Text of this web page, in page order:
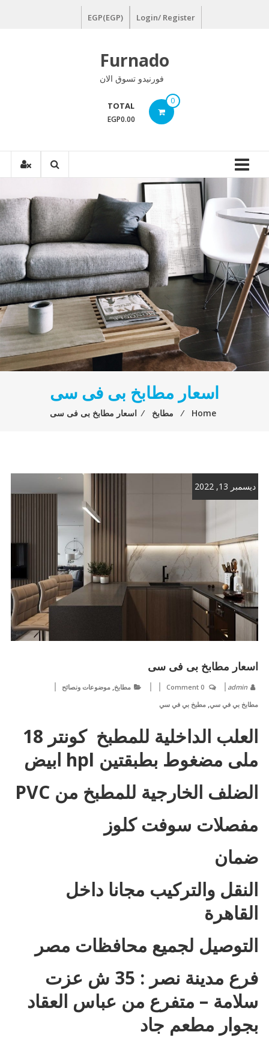
Login/ Register
EGP(EGP)
Furnado
فورنيدو تسوق الان
0
TOTAL
EGP0.00
اسعار مطابخ بى فى سى
Home
⁄ مطابخ ⁄ اسعار مطابخ بى فى سى
ديسمبر 13, 2022
اسعار مطابخ بى فى سى
admin
0 Comment مطابخ, موضوعات ونصائح
مطابخ بي في سي, مطبخ بي في سي
العلب الداخلية للمطبخ كونتر 18
ملى مضغوط بطبقتين hpl ابيض
الضلف الخارجية للمطبخ من PVC
مفصلات سوفت كلوز
ضمان
النقل والتركيب مجانا داخل
القاهرة
التوصيل لجميع محافظات مصر
فرع مدينة نصر : 35 ش عزت
سلامة – متفرع من عباس العقاد
بجوار مطعم جاد